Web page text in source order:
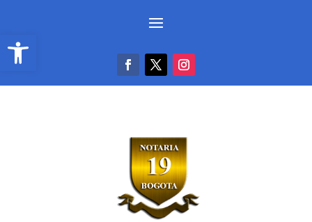
Abrir barra de herramientas